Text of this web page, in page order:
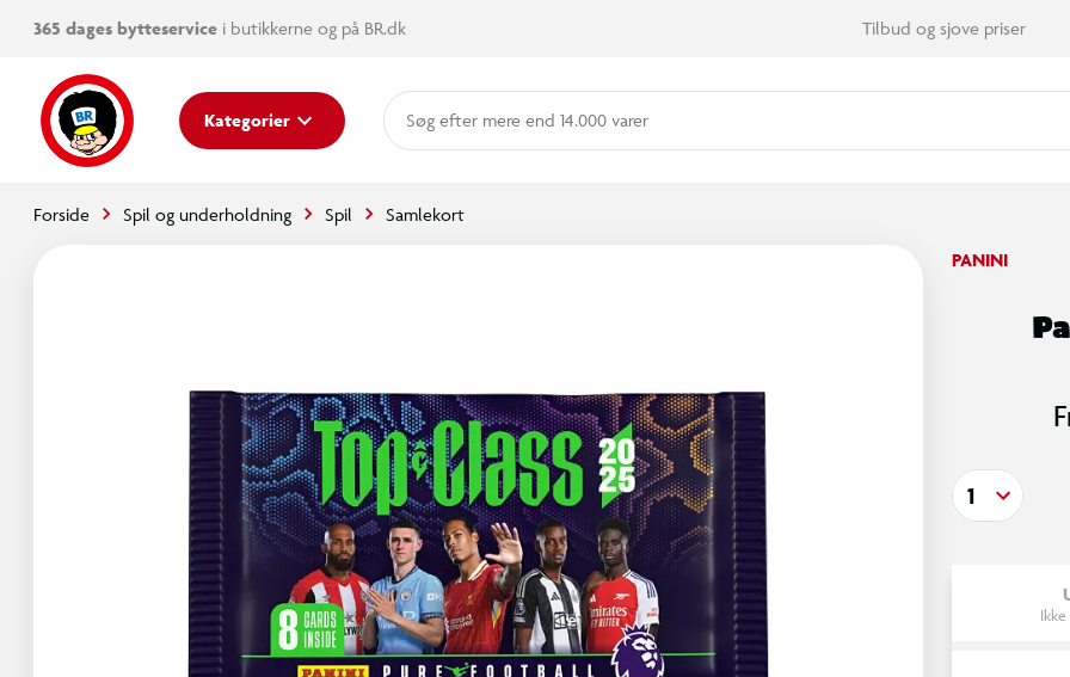
365 dages bytteservice i butikkerne og på BR.dk Tilbud og sjove priser
Kategorier mere end 14.000 varer
Forside Spil og underholdning Spil Samlekort
PANINI
1